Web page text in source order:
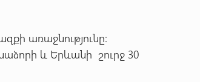
առաջնությունը:
և Երևանի շուրջ 30